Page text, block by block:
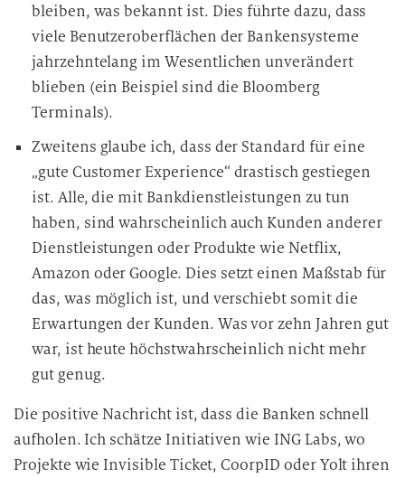
t
u
n
g
bleiben, was bekannt ist. Dies führte dazu, dass
viele Benutzeroberflächen der Bankensysteme
jahrzehntelang im Wesentlichen unverändert
blieben (ein Beispiel sind die Bloomberg
Terminals).
Zweitens glaube ich, dass der Standard für eine
„gute Customer Experience“ drastisch gestiegen
ist. Alle, die mit Bankdienstleistungen zu tun
haben, sind wahrscheinlich auch Kunden anderer
Dienstleistungen oder Produkte wie Netflix,
Amazon oder Google. Dies setzt einen Maßstab für
das, was möglich ist, und verschiebt somit die
Erwartungen der Kunden. Was vor zehn Jahren gut
war, ist heute höchstwahrscheinlich nicht mehr
gut genug.
Die positive Nachricht ist, dass die Banken schnell
aufholen. Ich schätze Initiativen wie ING Labs, wo
Projekte wie Invisible Ticket, CoorpID oder Yolt ihren